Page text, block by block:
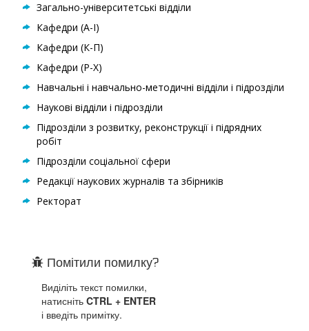
Загально-університетські відділи
Кафедри (А-I)
Кафедри (К-П)
Кафедри (Р-Х)
Навчальні і навчально-методичні відділи і підрозділи
Наукові відділи і підрозділи
Підрозділи з розвитку, реконструкції і підрядних
робіт
Підрозділи соціальної сфери
Редакції наукових журналів та збірників
Ректорат
Помітили помилку?
Виділіть текст помилки,
натисніть CTRL + ENTER
і введіть примітку.